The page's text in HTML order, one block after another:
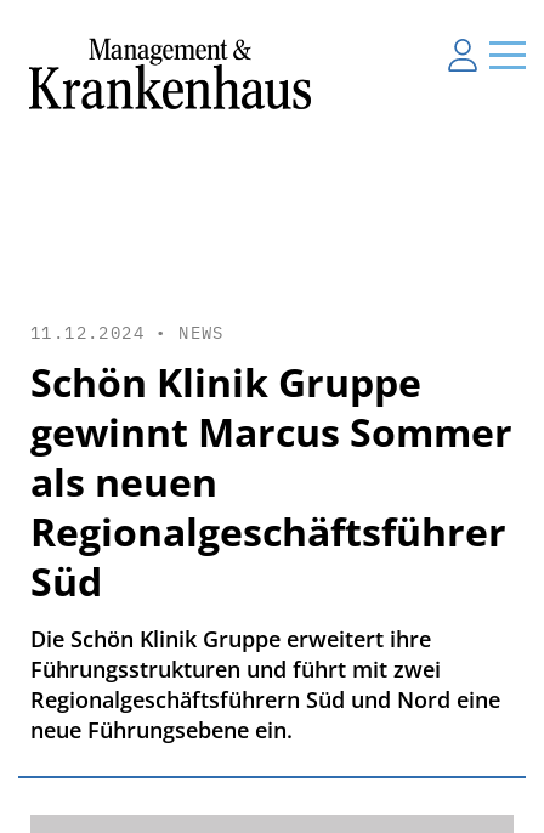
11.12.2024 • NEWS
Schön Klinik Gruppe
gewinnt Marcus Sommer
als neuen
Regionalgeschäftsführer
Süd
Die Schön Klinik Gruppe erweitert ihre
Führungsstrukturen und führt mit zwei
Regionalgeschäftsführern Süd und Nord eine
neue Führungsebene ein.